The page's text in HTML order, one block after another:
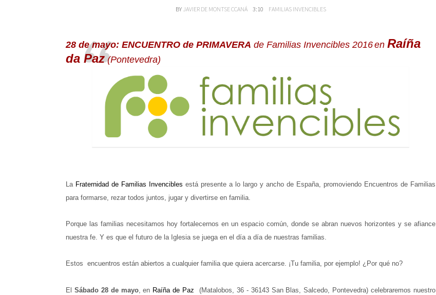
BY JAVIER DE MONTSE CCANÁ 3:10 FAMILIAS INVENCIBLES
28 de mayo: ENCUENTRO de PRIMAVERA de Familias Invencibles 2016en Raíña
da Paz(Pontevedra)
La Fraternidad de Familias Invencibles está presente a lo largo y ancho de España, promoviendo Encuentros de Familias
para formarse, rezar todos juntos, jugar y divertirse en familia.
Porque las familias necesitamos hoy fortalecernos en un espacio común, donde se abran nuevos horizontes y se afiance
nuestra fe. Y es que el futuro de la Iglesia se juega en el día a día de nuestras familias.
Estos encuentros están abiertos a cualquier familia que quiera acercarse. ¡Tu familia, por ejemplo! ¿Por qué no?
El Sábado 28 de mayo, en Raíña de Paz
(Matalobos, 36 - 36143 San Blas, Salcedo, Pontevedra) celebraremos nuestro